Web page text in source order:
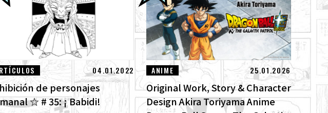
04.01.2022
de personajes
☆ # 35: ¡ Babidi!
ANIME 25.01.2026
Original Work, Story & Character
Design Akira Toriyama Anime